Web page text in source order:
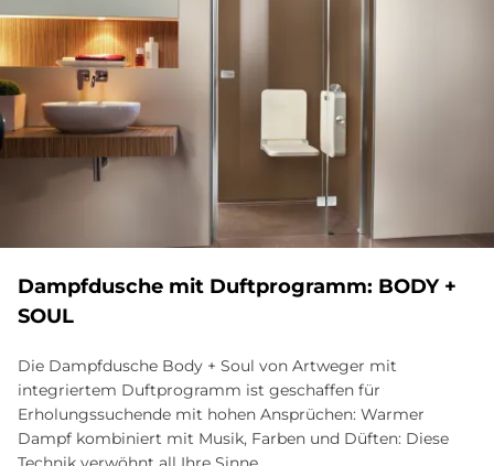
Dampf­du­sche mit Duft­pro­gramm: BODY +
SOUL
Die Dampfdusche Body + Soul von Artweger mit
integriertem Duftprogramm ist geschaffen für
Erholungssuchende mit hohen Ansprüchen: Warmer
Dampf kombiniert mit Musik, Farben und Düften: Diese